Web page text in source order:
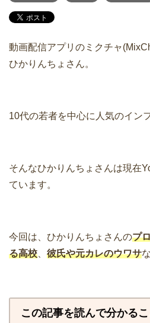
動画配信アプリのミクチャ
ひかりんちょさん。
10代の若者を中心に人気のイン
そんなひかりんちょさんは現在
ています。
今回は、ひかりんちょさんのプ
る高校
彼氏や元カレのウワサ
この記事を読んで分かるこ